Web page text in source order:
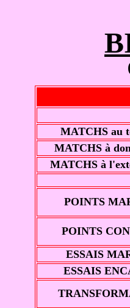
MATCHS au
MATCHS à
MATCHS à
POINTS
POINTS
ESSAIS
ESSAIS